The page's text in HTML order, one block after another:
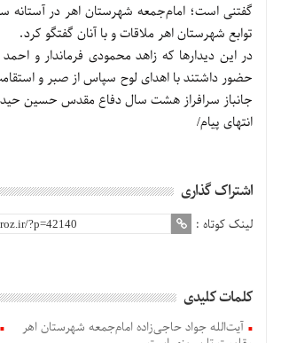
گفتنی است؛ امام‌جمعه شهرستان اهر در آستانه
توابع شهرستان اهر ملاقات و با آنان گفتگو کرد.
در این دیدارها که زاهد محمودی فرماندار و
حضور داشتند با اهدای لوح سپاس از صبر و
جانباز سرافراز هشت سال دفاع مقدس حسین
انتهای پیام/
اشتراک گذاری
لینک کوتاه :
کلمات کلیدی
آیت‌الله جواد حاجی‌زاده امام‌جمعه شهرستان اهر